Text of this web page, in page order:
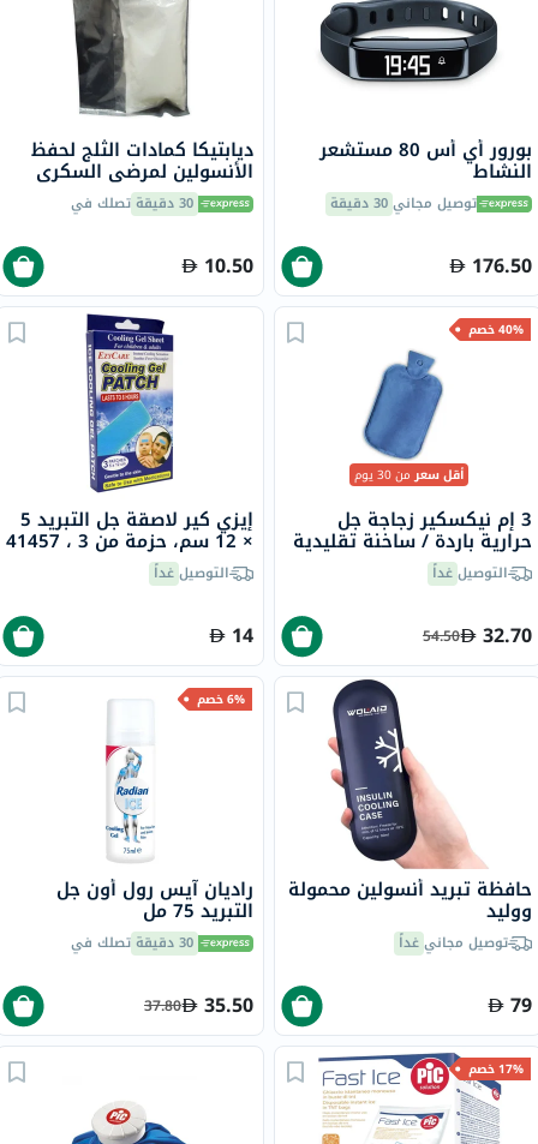
بورور أي أس 80 مستشعر
النشاط
توصيل مجاني30 دقيقة
176.50
ديابتيكا كمادات الثلج لحفظ
الأنسولين لمرضى السكري
30 دقيقة تصلك في
10.50
40% خصم
أقل سعرمن 30 يوم
3 إم نيكسكير زجاجة جل
حرارية باردة / ساخنة تقليدية
التوصيلغداً
32.70
54.50
إيزي كير لاصقة جل التبريد 5
× 12 سم، حزمة من 3 ، 41457
التوصيلغداً
14
حافظة تبريد أنسولين محمولة
ووليد
توصيل مجانيغداً
79
6% خصم
راديان آيس رول أون جل
التبريد 75 مل
30 دقيقة تصلك في
35.50
37.80
17% خصم